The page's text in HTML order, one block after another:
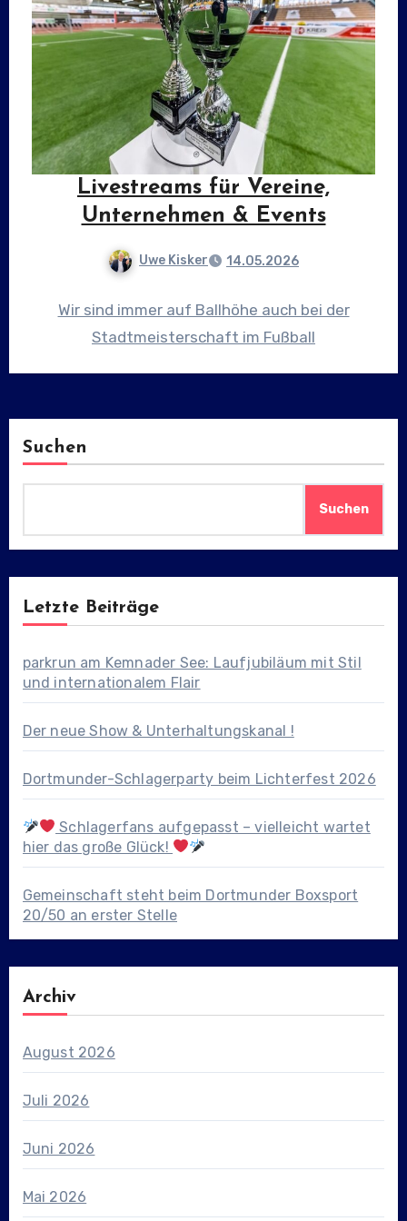
Livestreams für Vereine,
Unternehmen & Events
Uwe Kisker 14.05.2026
Wir sind immer auf Ballhöhe auch bei der
Stadtmeisterschaft im Fußball
Suchen
Suchen
Letzte Beiträge
parkrun am Kemnader See: Laufjubiläum mit Stil
und internationalem Flair
Der neue Show & Unterhaltungskanal !
Dortmunder-Schlagerparty beim Lichterfest 2026
Schlagerfans aufgepasst – vielleicht wartet
hier das große Glück!
Gemeinschaft steht beim Dortmunder Boxsport
20/50 an erster Stelle
Archiv
August 2026
Juli 2026
Juni 2026
Mai 2026